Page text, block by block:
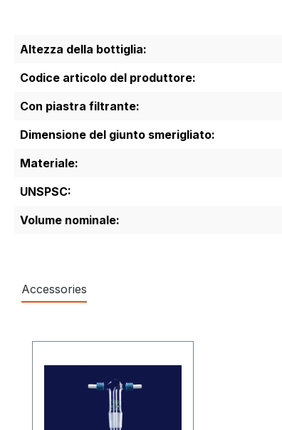
Altezza della bottiglia:
Codice articolo del produttore:
Con piastra filtrante:
Dimensione del giunto smerigliato:
Materiale:
UNSPSC:
Volume nominale:
Accessories